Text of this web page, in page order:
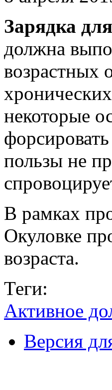
Зарядка для
должна
возрастных
некоторые
пользы не
В рамках
Окуловке
возраста.
Теги:
Активное
Версия